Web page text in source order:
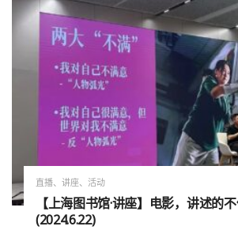
直播、讲座、活动
【上海图书馆·讲座】电影，讲述的
(2024.6.22)